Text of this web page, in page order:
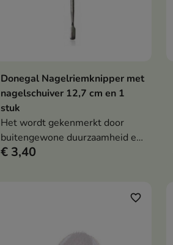
In winkelwagen
Donegal Nagelriemknipper met
nagelschuiver 12,7 cm en 1
stuk
Het wordt gekenmerkt door
buitengewone duurzaamheid en
functionaliteit
€ 3,40
favorite_border